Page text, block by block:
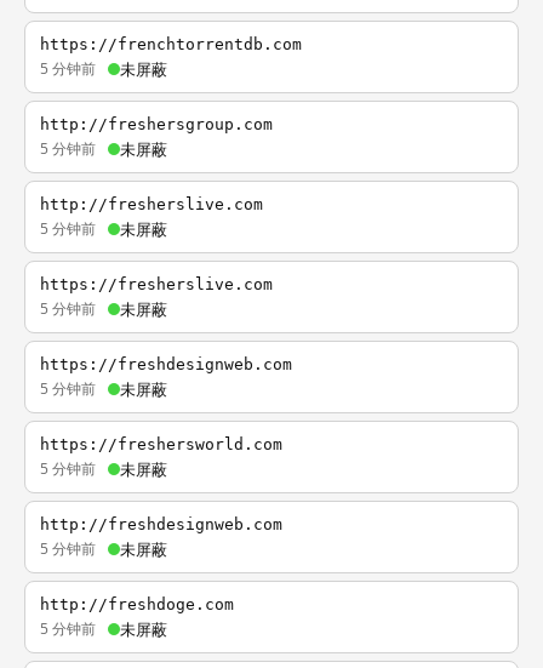
https://frenchtorrentdb.com
5 分钟前 未屏蔽
http://freshersgroup.com
5 分钟前 未屏蔽
http://fresherslive.com
5 分钟前 未屏蔽
https://fresherslive.com
5 分钟前 未屏蔽
https://freshdesignweb.com
5 分钟前 未屏蔽
https://freshersworld.com
5 分钟前 未屏蔽
http://freshdesignweb.com
5 分钟前 未屏蔽
http://freshdoge.com
5 分钟前 未屏蔽